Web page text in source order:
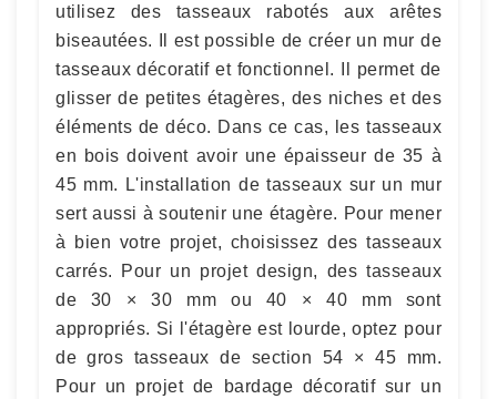
utilisez des tasseaux rabotés aux arêtes
biseautées. Il est possible de créer un mur de
tasseaux décoratif et fonctionnel. Il permet de
glisser de petites étagères, des niches et des
éléments de déco. Dans ce cas, les tasseaux
en bois doivent avoir une épaisseur de 35 à
45 mm. L'installation de tasseaux sur un mur
sert aussi à soutenir une étagère. Pour mener
à bien votre projet, choisissez des tasseaux
carrés. Pour un projet design, des tasseaux
de 30 × 30 mm ou 40 × 40 mm sont
appropriés. Si l'étagère est lourde, optez pour
de gros tasseaux de section 54 × 45 mm.
Pour un projet de bardage décoratif sur un